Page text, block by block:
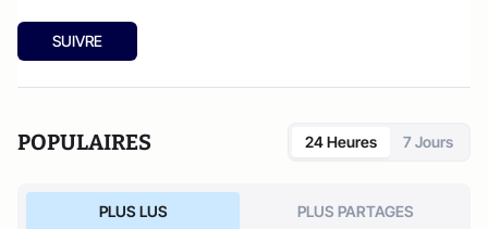
SUIVRE
POPULAIRES 24 Heures 7 Jours
PLUS LUS PLUS PARTAGES